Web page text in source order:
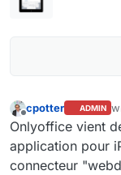
Offline
cpotter ADMIN
Onlyoffice vient
application pour
connecteur